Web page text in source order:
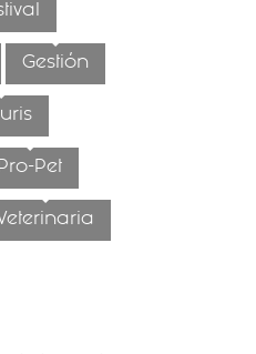
Gestión
Pro-Pet
Veterinaria